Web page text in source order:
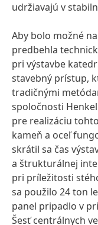
udržiavajú v
Aby bolo možné
predbehla
pri výstavbe
stavebný prístup,
tradičnými
spoločnosti
pre realizáciu
kameň a oceľ
skrátil sa čas
a štrukturálnej
pri príležitosti
sa použilo 24 ton
panel pripadlo v
Šesť centrálnych